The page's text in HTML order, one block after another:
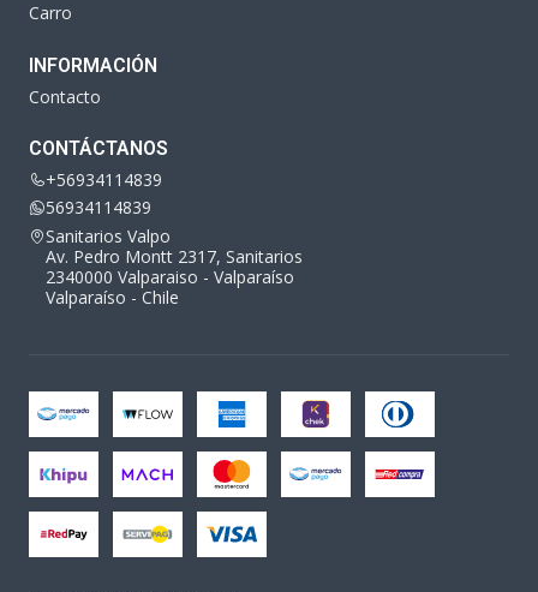
Carro
INFORMACIÓN
Contacto
CONTÁCTANOS
+56934114839
56934114839
Sanitarios Valpo
Av. Pedro Montt 2317, Sanitarios
2340000 Valparaiso - Valparaíso
Valparaíso - Chile